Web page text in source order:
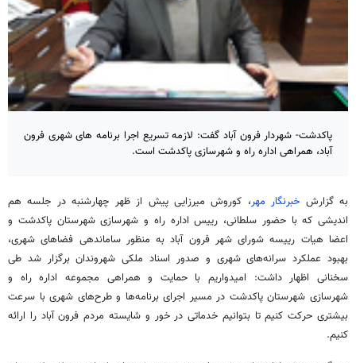
پاکدشت- شهردار فرون آباد گفت: لازمه تسریع اجرا برنامه های شهری فرون
آباد، همراهی اداره راه و شهرسازی پاکدشت است.
به گزارش خبرنگار مهر، کوروش میرزایی پیش از ظهر چهارشنبه در جلسه هم
اندیشی که با حضور سلطانی، رییس اداره راه و شهرسازی شهرستان پاکدشت و
اعضا هیات رییسه شورای شهر فرون آباد به منظور ساماندهی فضاهای شهری،
بهبود عملکرد سرانه‌های شهری و صدور اسناد ملکی شهروندان برگزار شد طی
سخنانی اظهار داشت: امیدواریم با حمایت و همراهی مجموعه اداره راه و
شهرسازی شهرستان پاکدشت در مسیر اجرای برنامه‌ها و طرح‌های شهری با سرعت
بیشتری حرکت کنیم تا بتوانیم خدماتی در خور و شایسته مردم فرون آباد را ارائه
کنیم.